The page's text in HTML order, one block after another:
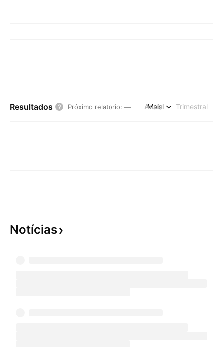
Resultados Próximo relatório: — Anual Trimestral
Mais
Notícias